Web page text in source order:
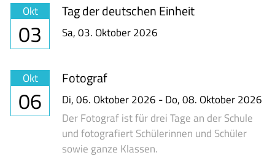
Okt
03
Tag der deutschen Einheit
Sa,03. Oktober 2026
Okt
06
Fotograf
Di,06. Oktober 2026 -Do,08. Oktober 2026
Der Fotograf ist für drei Tage an der Schule
und fotografiert Schülerinnen und Schüler
sowie ganze Klassen.